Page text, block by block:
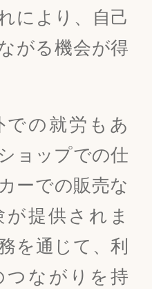
により、自己
がる機会が得
の就労もあ
ョップでの仕
ーでの販売な
提供されま
を通じて、利
つながりを持